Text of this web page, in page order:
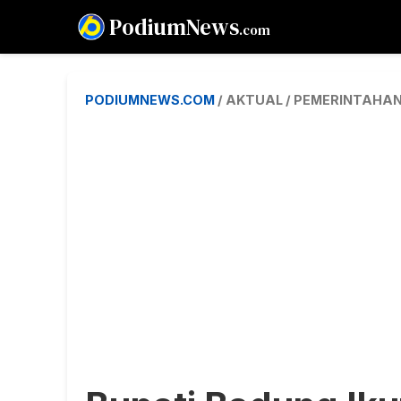
PodiumNews.com
PODIUMNEWS.COM / AKTUAL /